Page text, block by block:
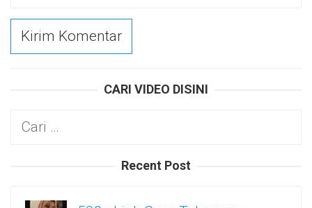
CARI VIDEO DISINI
Cari
Recent Post